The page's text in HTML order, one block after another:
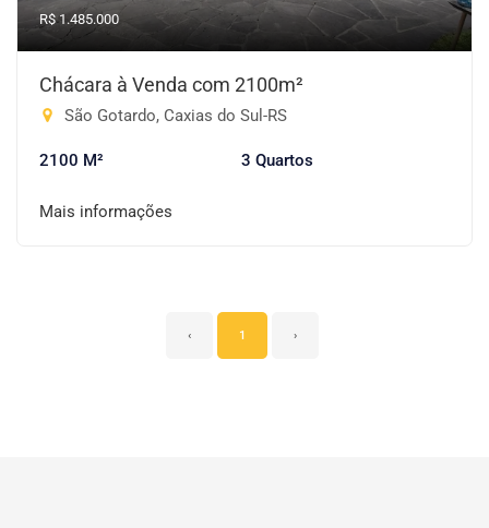
R$ 1.485.000
Chácara à Venda com 2100m²
São Gotardo, Caxias do Sul-RS
2100 M² 3 Quartos
Mais informações
‹ 1 ›